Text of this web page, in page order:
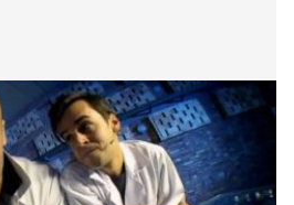
V případě, že na kostku
popel, ionty kovů obsažené
bariéru, která brání
hoří modrým plamenem.
vodní páru a koks za pomoci